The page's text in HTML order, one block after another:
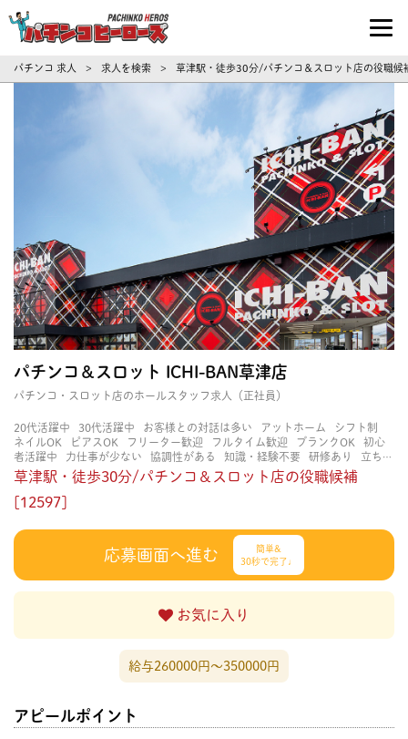
パチンコ求人・転職ならパチンコヒーロ
パチンコ 求人 > 求人を検索 > 草津駅・徒歩30分/パチンコ＆スロット店の役職
パチンコ＆スロット ICHI-BAN草津店
パチンコ・スロット店のホールスタッフ求人（正社員）
20代活躍中 30代活躍中 お客様との対話は多い アットホーム
シフト制
ネイルOK
ピアスOK フリーター歓迎 フルタイム歓迎 ブランクOK
初心
者活躍中
力仕事が少ない 協調性がある 知識・経験不要 研修あり
立ち仕
事
経験者・有資格者歓迎 茶髪OK 賑やかな職場 長く働ける 長期歓迎
草津駅・徒歩30分/パチンコ＆スロット店の役職候補
[12597]
応募画面へ進む
簡単&
30秒で完了♩
お気に入り
給与260000円〜350000円
アピールポイント